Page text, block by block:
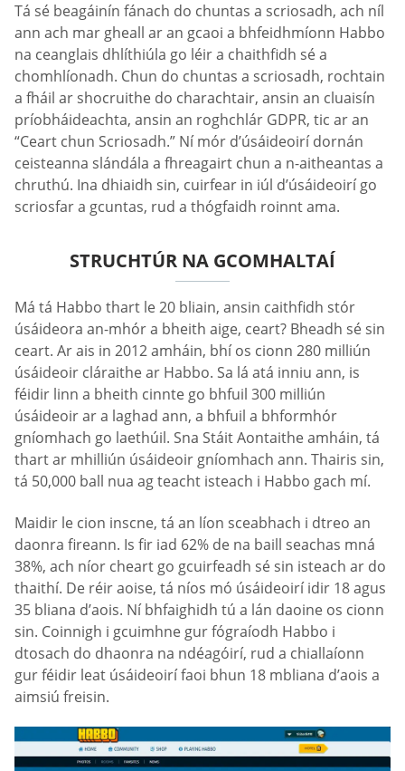
Tá sé beagáinín fánach do chuntas a scriosadh, ach níl
ann ach mar gheall ar an gcaoi a bhfeidhmíonn Habbo
na ceanglais dhlíthiúla go léir a chaithfidh sé a
chomhlíonadh. Chun do chuntas a scriosadh, rochtain
a fháil ar shocruithe do charachtair, ansin an cluaisín
príobháideachta, ansin an roghchlár GDPR, tic ar an
“Ceart chun Scriosadh.” Ní mór d’úsáideoirí dornán
ceisteanna slándála a fhreagairt chun a n-aitheantas a
chruthú. Ina dhiaidh sin, cuirfear in iúl d’úsáideoirí go
scriosfar a gcuntas, rud a thógfaidh roinnt ama.
STRUCHTÚR NA GCOMHALTAÍ
Má tá Habbo thart le 20 bliain, ansin caithfidh stór
úsáideora an-mhór a bheith aige, ceart? Bheadh sé sin
ceart. Ar ais in 2012 amháin, bhí os cionn 280 milliún
úsáideoir cláraithe ar Habbo. Sa lá atá inniu ann, is
féidir linn a bheith cinnte go bhfuil 300 milliún
úsáideoir ar a laghad ann, a bhfuil a bhformhór
gníomhach go laethúil. Sna Stáit Aontaithe amháin, tá
thart ar mhilliún úsáideoir gníomhach ann. Thairis sin,
tá 50,000 ball nua ag teacht isteach i Habbo gach mí.
Maidir le cion inscne, tá an líon sceabhach i dtreo an
daonra fireann. Is fir iad 62% de na baill seachas mná
38%, ach níor cheart go gcuirfeadh sé sin isteach ar do
thaithí. De réir aoise, tá níos mó úsáideoirí idir 18 agus
35 bliana d’aois. Ní bhfaighidh tú a lán daoine os cionn
sin. Coinnigh i gcuimhne gur fógraíodh Habbo i
dtosach do dhaonra na ndéagóirí, rud a chiallaíonn
gur féidir leat úsáideoirí faoi bhun 18 mbliana d’aois a
aimsiú freisin.